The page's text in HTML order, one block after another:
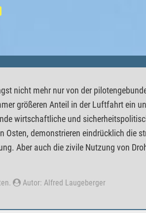
nicht mehr nur von der
größeren Anteil in der Luftfahrt ein
wirtschaftliche und
Osten, demonstrieren eindrücklich die
Aber auch die zivile Nutzung von
Autor: Alfred Laugeberger